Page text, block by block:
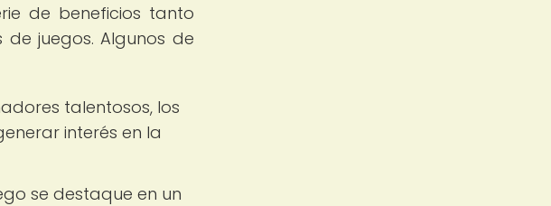
de beneficios tanto
juegos. Algunos de
talentosos, los
interés en la
se destaque en un